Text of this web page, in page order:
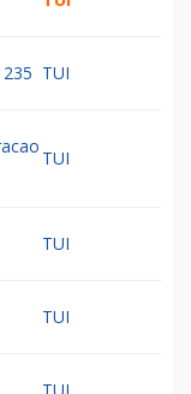
TUI
TUI
TUI
TUI